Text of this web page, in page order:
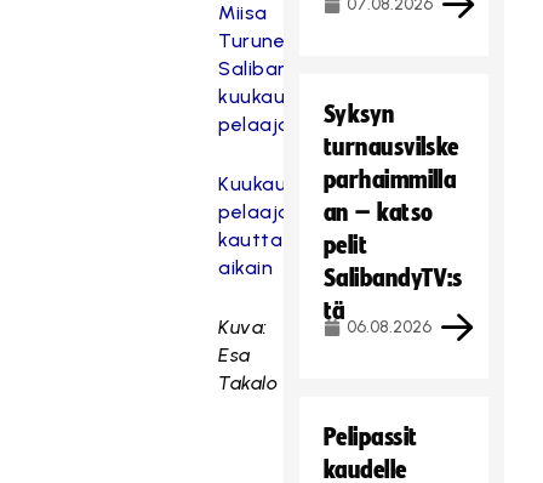
Miisa
Turunen
Salibandyliigojen
kuukauden
pelaajat
Kuukauden
pelaajat
kautta
aikain
Kuva:
Esa
Takalo
07.08.2026
Syksyn
turnausvilske
parhaimmilla
an – katso
pelit
SalibandyTV:s
tä
06.08.2026
Pelipassit
kaudelle